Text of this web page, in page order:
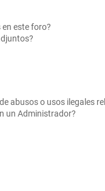
este foro?
abusos o usos ilegales
un Administrador?